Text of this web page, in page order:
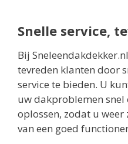
Snelle service,
Bij
tevreden klanten door
service te bieden. U
uw dakproblemen snel
oplossen, zodat u
van een goed